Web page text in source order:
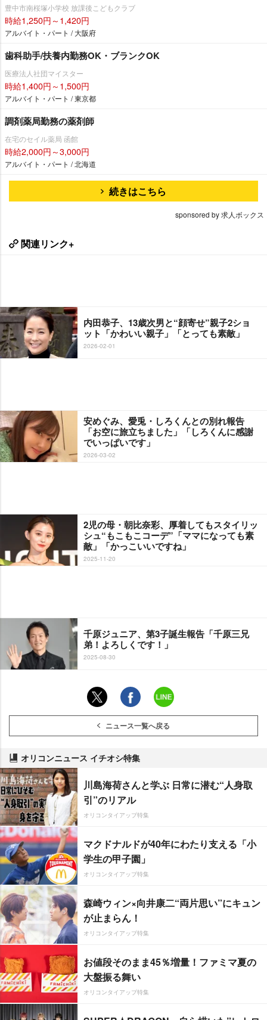
豊中市南桜塚小学校 放課後こどもクラブ
時給1,250円～1,420円
アルバイト・パート / 大阪府
歯科助手/扶養内勤務OK・ブランクOK
医療法人社団マイスター
時給1,400円～1,500円
アルバイト・パート / 東京都
調剤薬局勤務の薬剤師
在宅のセイル薬局 函館
時給2,000円～3,000円
アルバイト・パート / 北海道
続きはこちら
sponsored by 求人ボックス
関連リンク+
内田恭子、13歳次男と“顔寄せ”親子2ショ
ット「かわいい親子」「とっても素敵」
2026-02-01
安めぐみ、愛兎・しろくんとの別れ報告
「お空に旅立ちました」「しろくんに感謝
でいっぱいです」
2026-03-02
2児の母・朝比奈彩、厚着してもスタイリッ
シュ“もこもこコーデ”「ママになっても素
敵」「かっこいいですね」
2025-11-20
千原ジュニア、第3子誕生報告「千原三兄
弟！よろしくです！」
2025-08-30
ニュース一覧へ戻る
オリコンニュース イチオシ特集
川島海荷さんと学ぶ 日常に潜む“人身取
引”のリアル
オリコンタイアップ特集
マクドナルドが40年にわたり支える「小
学生の甲子園」
オリコンタイアップ特集
森崎ウィン×向井康二“両片思い”にキュン
が止まらん！
オリコンタイアップ特集
お値段そのまま45％増量！ファミマ夏の
大盤振る舞い
オリコンタイアップ特集